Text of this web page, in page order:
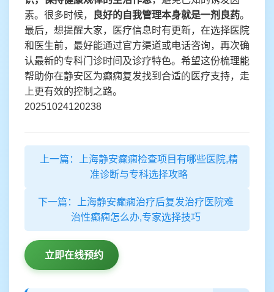
素。很多时候，
良好的自我管理本身就是一剂良药。
最后，想提醒大家，医疗信息时有更新，在选择医院
和医生前，最好能通过官方渠道或电话咨询，再次确
认最新的专科门诊时间及诊疗特色。希望这份梳理能
帮助你在静安区为癫痫复发找到合适的医疗支持，走
上更有效的控制之路。
20251024120238
上一篇：上海静安癫痫检查项目有哪些医院,精
准诊断与专科选择攻略
下一篇：上海静安癫痫治疗后复发治疗医院难
治性癫痫怎么办,专家选择技巧
立即在线预约